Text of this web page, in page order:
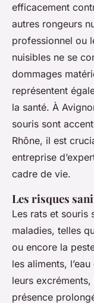
efficacement
autres rongeurs
professionnel ou
nuisibles ne se
dommages
représentent
la santé. À
souris sont
Rhône, il est
entreprise
cadre de vie.
Les risques
Les rats et souris
maladies, telles
ou encore la
les aliments,
leurs
présence